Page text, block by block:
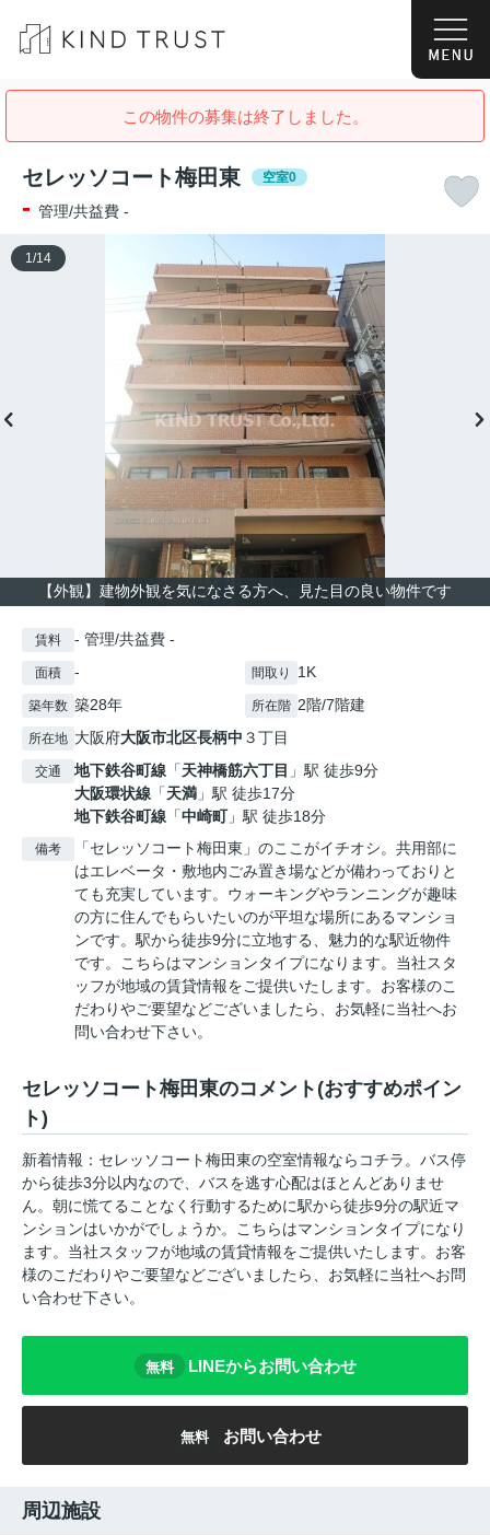
この物件の募集は終了しました。
セレッソコート梅田東 空室0
- 管理/共益費 -
【外観】建物外観を気になさる方へ、見た目の良い物件です
1 /14
賃料 - 管理/共益費 -
面積 - 間取り 1K
築年数 築28年 所在階 2階/7階建
所在地 大阪府大阪市北区長柄中 ３丁目
交通 地下鉄谷町線 「天神橋筋六丁目 」駅 徒歩9分
大阪環状線 「天満 」駅 徒歩17分
地下鉄谷町線 「中崎町」駅 徒歩18分
備考
「セレッソコート梅田東」のここがイチオシ。共用部に
はエレベータ・敷地内ごみ置き場などが備わっておりと
ても充実しています。ウォーキングやランニングが趣味
の方に住んでもらいたいのが平坦な場所にあるマンショ
ンです。駅から徒歩9分に立地する、魅力的な駅近物件
です。こちらはマンションタイプになります。当社スタ
ッフが地域の賃貸情報をご提供いたします。お客様のこ
だわりやご要望などございましたら、お気軽に当社へお
問い合わせ下さい。
セレッソコート梅田東のコメント(おすすめポイン
ト)
新着情報：セレッソコート梅田東の空室情報ならコチラ。バス停
から徒歩3分以内なので、バスを逃す心配はほとんどありませ
ん。朝に慌てることなく行動するために駅から徒歩9分の駅近マ
ンションはいかがでしょうか。こちらはマンションタイプになり
ます。当社スタッフが地域の賃貸情報をご提供いたします。お客
様のこだわりやご要望などございましたら、お気軽に当社へお問
い合わせ下さい。
無料 LINEからお問い合わせ
無料 お問い合わせ
周辺施設